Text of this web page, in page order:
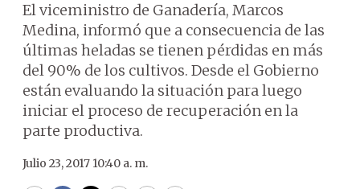
El viceministro de Ganadería, Marcos
Medina, informó que a consecuencia de las
últimas heladas se tienen pérdidas en más
del 90% de los cultivos. Desde el Gobierno
están evaluando la situación para luego
iniciar el proceso de recuperación en la
parte productiva.
Julio 23, 2017 10:40 a. m.